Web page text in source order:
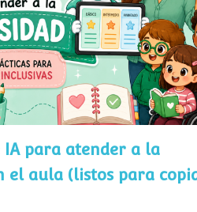
IA para atender a la
el aula (listos para